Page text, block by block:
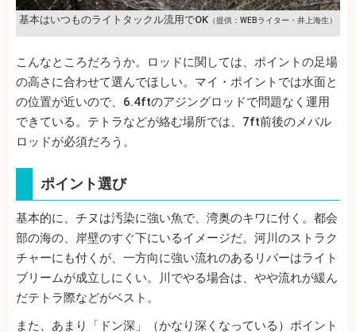
基本はいつものライトタックル流用でOK （提供：WEBライター・井上海生）
こんなところだろうか。ロッドに関しては、ポイントの足場
の高さに合わせて選んでほしい。マイ・ポイントでは水面と
の位置が近いので、6.4ftのアジングロッドで問題なく運用
できている。テトラなどが絡む場所では、7ft前後のメバル
ロッドが必須だろう。
ポイント選び
基本的に、チヌは汚染に強い魚で、湾奥のキワに付く。都会
部の海の、岸壁のすぐ下にいるイメージだ。河川のストラク
チャーにも付くが、一方向に強い流れのあるリバーはライト
ブリームが成立しにくい。川でやる場合は、やや流れが緩ん
だテトラ際などがベスト。
また、あまり「ドン深」（かなり深くなっている）ポイント